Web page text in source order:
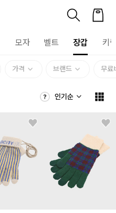
모자 벨트 장갑 키
가격 브랜드 무료
인기순